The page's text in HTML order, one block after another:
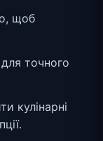
щоб
точного
кулінарні